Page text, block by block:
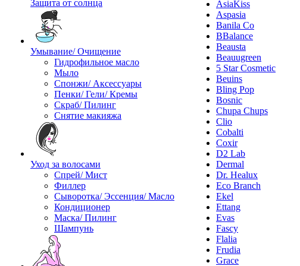
Защита от солнца
Умывание/ Очищение
Гидрофильное масло
Мыло
Спонжи/ Аксессуары
Пенки/ Гели/ Кремы
Скраб/ Пилинг
Снятие макияжа
Уход за волосами
Спрей/ Мист
Филлер
Сыворотка/ Эссенция/ Масло
Кондиционер
Маска/ Пилинг
Шампунь
AsiaKiss
Aspasia
Banila Co
BBalance
Beausta
Beauugreen
5 Star Cosmetic
Beuins
Bling Pop
Bosnic
Chupa Chups
Clio
Cobalti
Coxir
D2 Lab
Dermal
Dr. Healux
Eco Branch
Ekel
Ettang
Evas
Fascy
Flalia
Frudia
Grace